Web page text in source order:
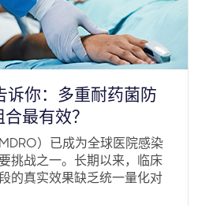
诉你：多重耐药菌防
最有效？
）已成为全球医院感染
挑战之一。长期以来，临床
的真实效果缺乏统一量化对